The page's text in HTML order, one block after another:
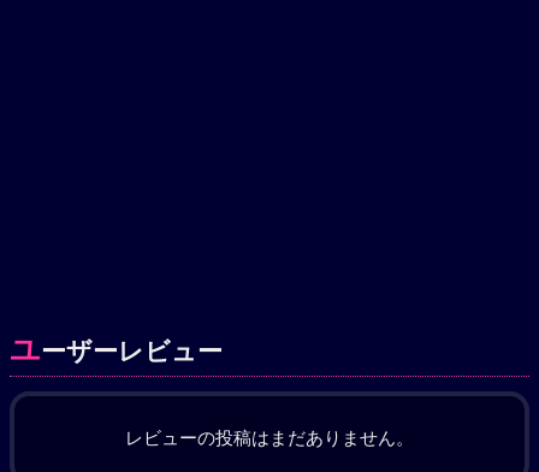
ユーザーレビュー
レビューの投稿はまだありません。